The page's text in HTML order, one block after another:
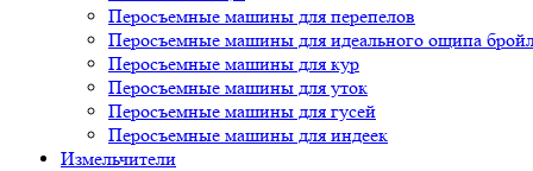
Перосъемные машины для перепелов
Перосъемные машины для идеального ощипа
Перосъемные машины для кур
Перосъемные машины для уток
Перосъемные машины для гусей
Перосъемные машины для индеек
Измельчители